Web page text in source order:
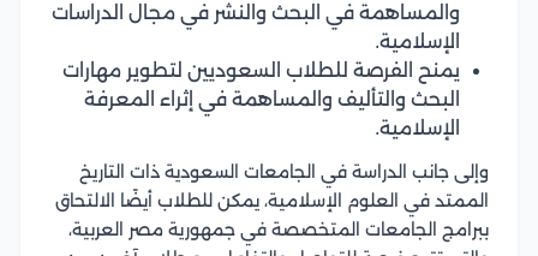
والمساهمة في البحث والنشر في مجال الدراسات
الإسلامية.
يمنح الفرصة للطلاب السعوديين لتطوير مهارات
البحث والتأليف والمساهمة في إثراء المعرفة
الإسلامية.
وإلى جانب الدراسة في الجامعات السعودية ذات التاريخ
الممتد في العلوم الإسلامية، يمكن للطلاب أيضًا الالتحاق
ببرامج الجامعات المتخصصة في جمهورية مصر العربية،